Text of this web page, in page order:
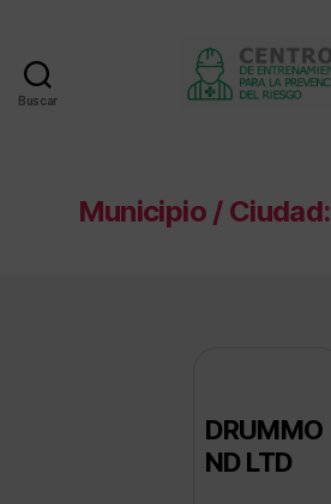
Buscar
Municipio / Ciudad:
DRUMMO
ND LTD